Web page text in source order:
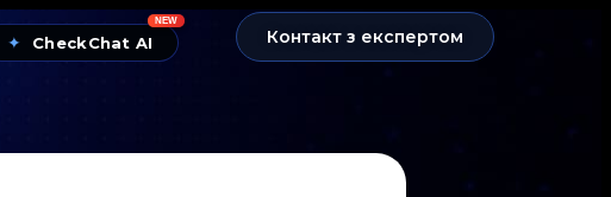
✦ CheckChat AI
NEW
Контакт з експертом